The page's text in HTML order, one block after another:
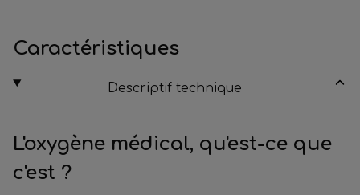
Caractéristiques
Descriptif technique
L'oxygène médical, qu'est-ce que
c'est ?